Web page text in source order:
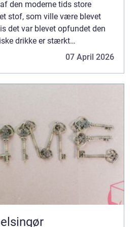
den moderne tids store
stof, som ville være blevet
det var blevet opfundet den
drikke er stærkt
skadelige virkninger p&ari...
07 April 2026